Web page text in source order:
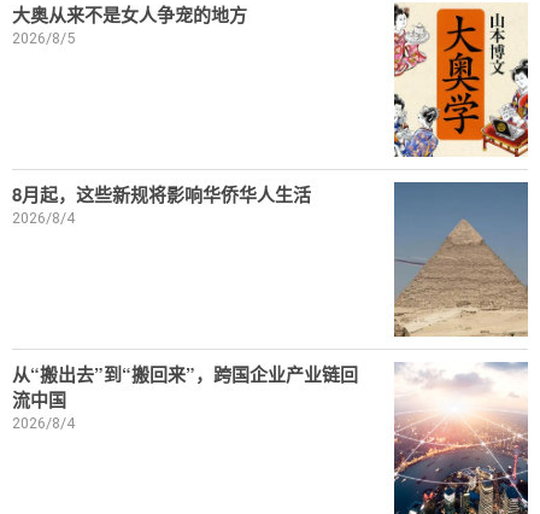
大奥从来不是女人争宠的地方
2026/8/5
8月起，这些新规将影响华侨华人生活
2026/8/4
从“搬出去”到“搬回来”，跨国企业产业链回
流中国
2026/8/4